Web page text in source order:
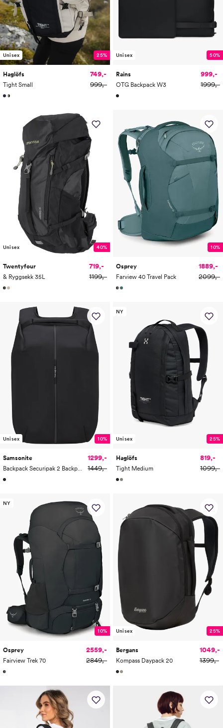
Unisex 25%
Haglöfs
Tight Small
749,-
999,-
Unisex 50%
Rains
OTG Backpack W3
999,-
1999,-
Unisex 40%
Twentyfour
& Ryggsekk 35L
719,-
1199,-
10%
Osprey
Farview 40 Travel Pack
1889,-
2099,-
Unisex 10%
Samsonite
Backpack Securipak 2 Backpack 15.6"
1299,-
1449,-
NY
Unisex 25%
Haglöfs
Tight Medium
819,-
1099,-
NY
10%
Osprey
Fairview Trek 70
2559,-
2849,-
Unisex 25%
Bergans
Kompass Daypack 20
1049,-
1399,-